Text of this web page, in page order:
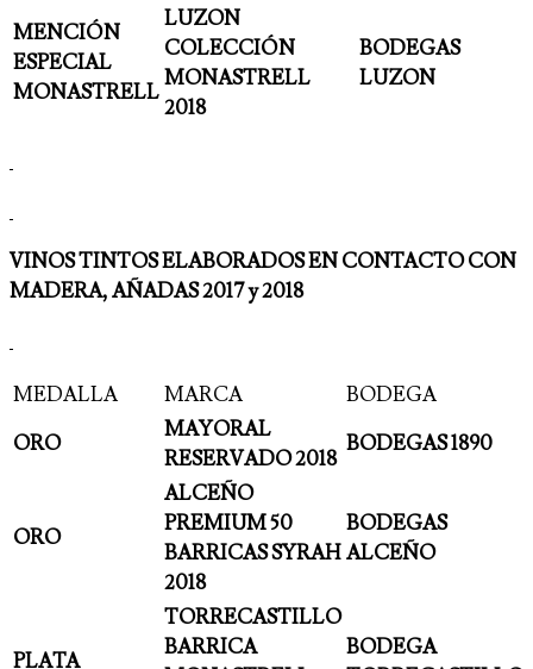
MENCIÓN
ESPECIAL
MONASTRELL
LUZON
COLECCIÓN
MONASTRELL
2018
BODEGAS
LUZON
VINOS TINTOS ELABORADOS EN CONTACTO CON
MADERA, AÑADAS 2017 y 2018
MEDALLA MARCA
BODEGA
ORO
MAYORAL
RESERVADO 2018
BODEGAS 1890
ORO
ALCEÑO
PREMIUM 50
BARRICAS SYRAH
2018
BODEGAS
ALCEÑO
PLATA
TORRECASTILLO
BARRICA
BODEGA